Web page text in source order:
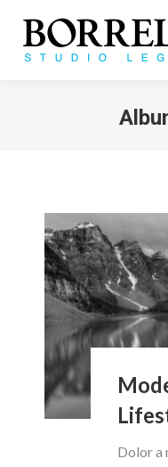
Dolor a